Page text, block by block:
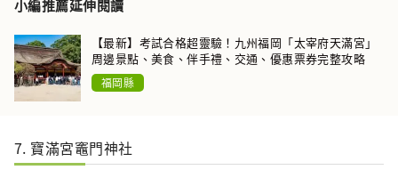
小編推薦延伸閱讀
【最新】考試合格超靈驗！九州福岡「太宰府天滿宮」
周邊景點、美食、伴手禮、交通、優惠票券完整攻略
福岡縣
7. 寶滿宮竈門神社